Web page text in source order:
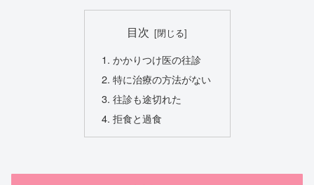
目次
かかりつけ医の往診
特に治療の方法がない
往診も途切れた
拒食と過食